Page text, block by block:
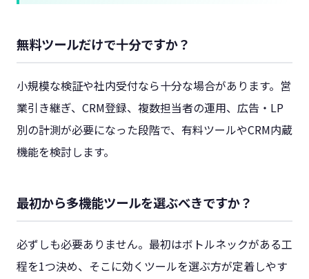
無料ツールだけで十分ですか？
小規模な検証や社内受付なら十分な場合があります。営
業引き継ぎ、CRM登録、複数担当者の運用、広告・LP
別の計測が必要になった段階で、有料ツールやCRM内蔵
機能を検討します。
最初から多機能ツールを選ぶべきですか？
必ずしも必要ありません。最初はボトルネックがある工
程を1つ決め、そこに効くツールを選ぶ方が定着しやす